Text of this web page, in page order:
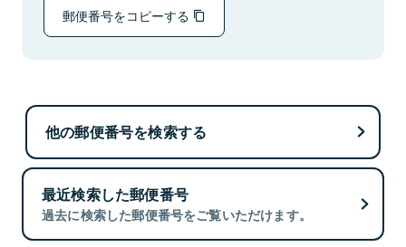
郵便番号をコピーする
他の郵便番号を検索する
最近検索した郵便番号
過去に検索した郵便番号をご覧いただけます。